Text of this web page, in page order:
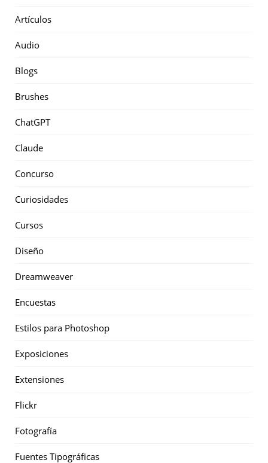
Artículos
Audio
Blogs
Brushes
ChatGPT
Claude
Concurso
Curiosidades
Cursos
Diseño
Dreamweaver
Encuestas
Estilos para Photoshop
Exposiciones
Extensiones
Flickr
Fotografía
Fuentes Tipográficas